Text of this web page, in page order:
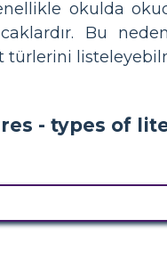
okulda
Bu
türlerini